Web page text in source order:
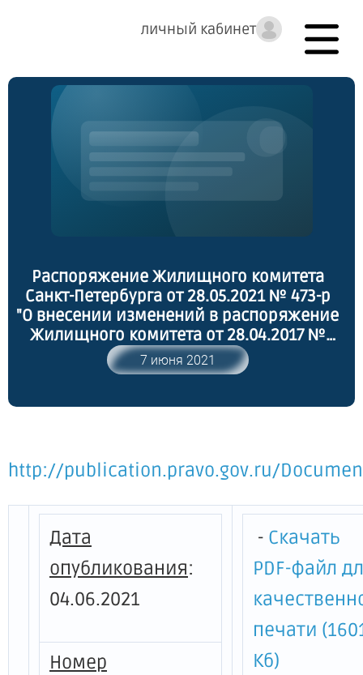
личный кабинет
Распоряжение Жилищного комитета
Санкт-Петербурга от 28.05.2021 № 473-р
"О внесении изменений в распоряжение
Жилищного комитета от 28.04.2017 №
536-р"
7 июня 2021
http://publication.pravo.gov.ru/
Дата
опубликования:
04.06.2021
Номер
- Скачать
PDF-файл
печати
Кб)